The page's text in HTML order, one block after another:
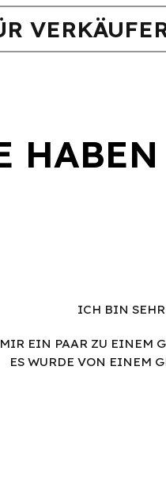
ICH BIN
EIN PAAR ZU EINEM
ES WURDE VON EINEM